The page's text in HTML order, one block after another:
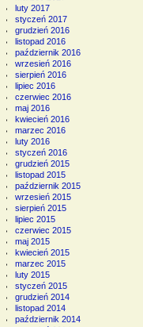
luty 2017
styczeń 2017
grudzień 2016
listopad 2016
październik 2016
wrzesień 2016
sierpień 2016
lipiec 2016
czerwiec 2016
maj 2016
kwiecień 2016
marzec 2016
luty 2016
styczeń 2016
grudzień 2015
listopad 2015
październik 2015
wrzesień 2015
sierpień 2015
lipiec 2015
czerwiec 2015
maj 2015
kwiecień 2015
marzec 2015
luty 2015
styczeń 2015
grudzień 2014
listopad 2014
październik 2014